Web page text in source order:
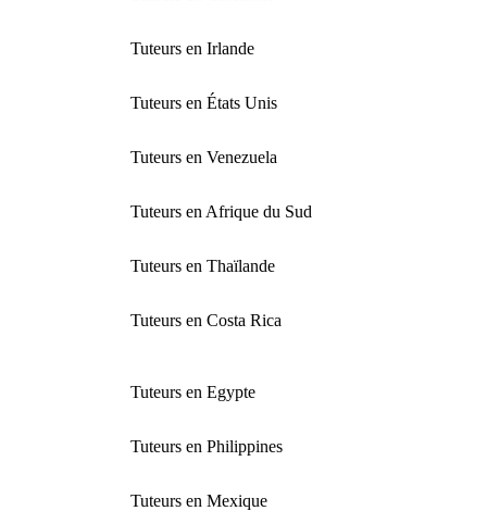
Tuteurs en Irlande
Tuteurs en États Unis
Tuteurs en Venezuela
Tuteurs en Afrique du Sud
Tuteurs en Thaïlande
Tuteurs en Costa Rica
Tuteurs en Egypte
Tuteurs en Philippines
Tuteurs en Mexique